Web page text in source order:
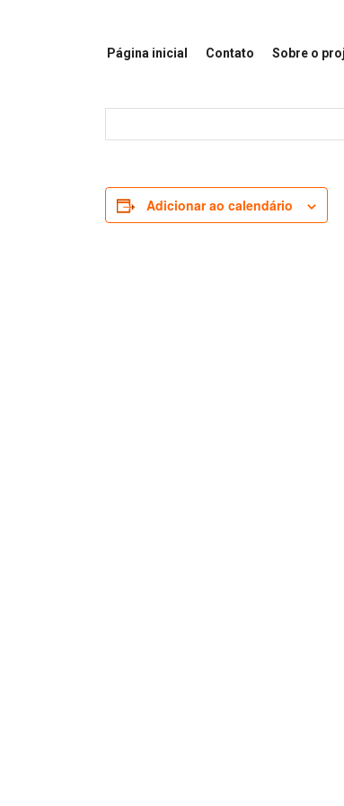
Página inicial Contato Sobre o
Adicionar ao calendário